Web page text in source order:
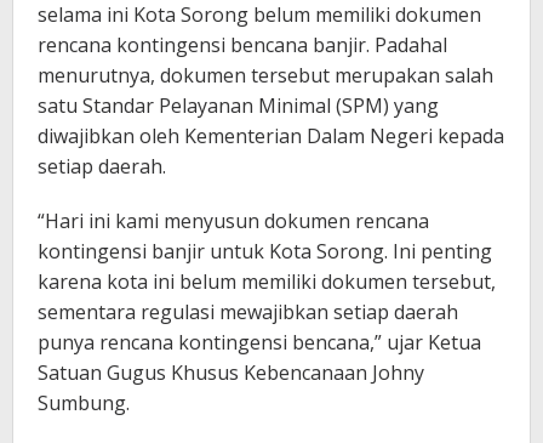
selama ini Kota Sorong belum memiliki dokumen
rencana kontingensi bencana banjir. Padahal
menurutnya, dokumen tersebut merupakan salah
satu Standar Pelayanan Minimal (SPM) yang
diwajibkan oleh Kementerian Dalam Negeri kepada
setiap daerah.
“Hari ini kami menyusun dokumen rencana
kontingensi banjir untuk Kota Sorong. Ini penting
karena kota ini belum memiliki dokumen tersebut,
sementara regulasi mewajibkan setiap daerah
punya rencana kontingensi bencana,” ujar Ketua
Satuan Gugus Khusus Kebencanaan Johny
Sumbung.